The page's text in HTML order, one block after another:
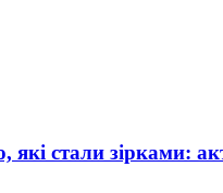
стали зірками: